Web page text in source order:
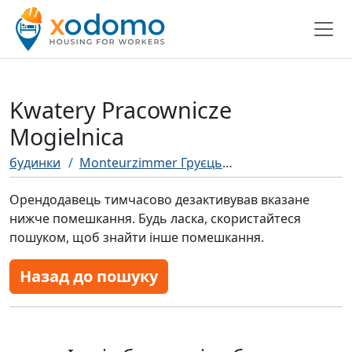
Kwatery Pracownicze
Mogielnica
будинки Monteurzimmer Груєць
Орендодавець тимчасово дезактивував вказане
нижче помешкання. Будь ласка, скористайтеся
пошуком, щоб знайти інше помешкання.
Назад до пошуку